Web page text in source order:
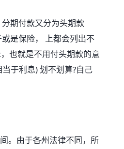
期付款又分为头期款
是保险， 上都会列出不
也就是不用付头期款的意
于利息) 划不划算?自己
。由于各州法律不同，所